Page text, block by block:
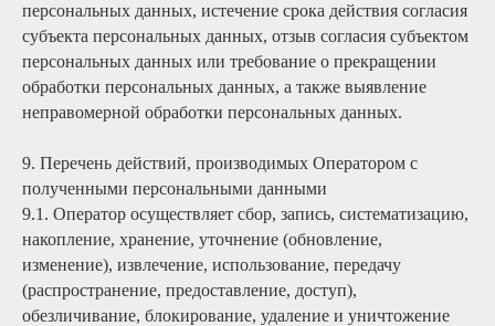
персональных данных, истечение срока действия согласия
субъекта персональных данных, отзыв согласия субъектом
персональных данных или требование о прекращении
обработки персональных данных, а также выявление
неправомерной обработки персональных данных.
9. Перечень действий, производимых Оператором с
полученными персональными данными
9.1. Оператор осуществляет сбор, запись, систематизацию,
накопление, хранение, уточнение (обновление,
изменение), извлечение, использование, передачу
(распространение, предоставление, доступ),
обезличивание, блокирование, удаление и уничтожение